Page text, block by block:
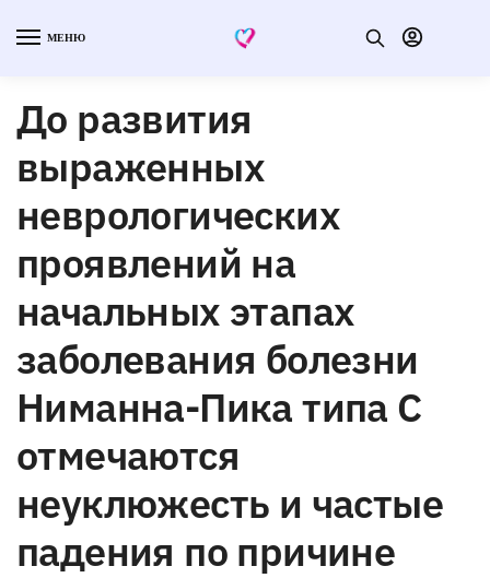
МЕНЮ
До развития
выраженных
неврологических
проявлений на
начальных этапах
заболевания болезни
Ниманна-Пика типа С
отмечаются
неуклюжесть и частые
падения по причине